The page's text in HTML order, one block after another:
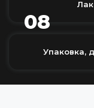
08
Упаковка,